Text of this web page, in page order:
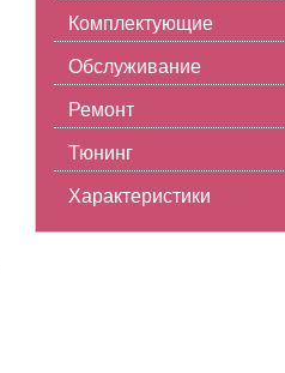
Комплектующие
Обслуживание
Ремонт
Тюнинг
Характеристики